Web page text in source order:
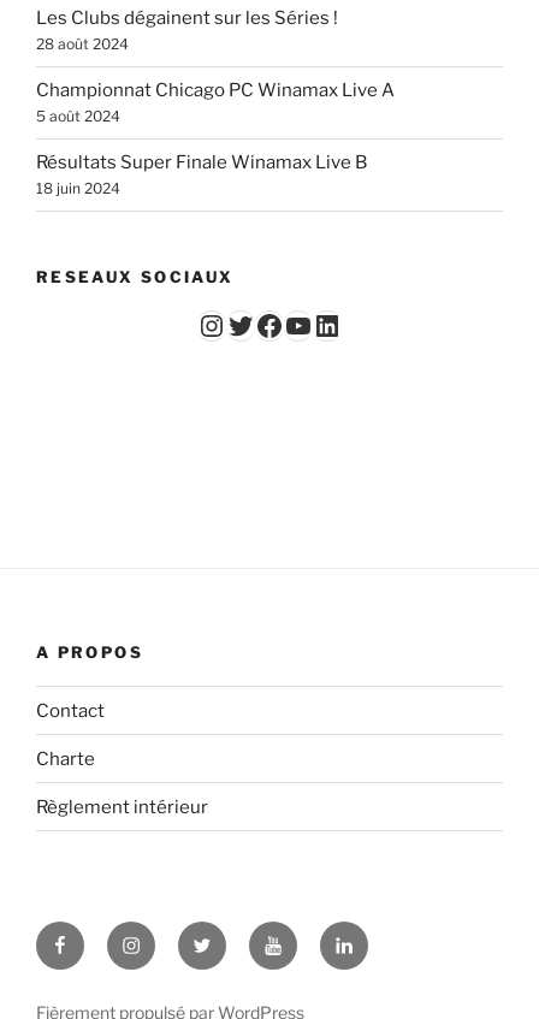
Les Clubs dégainent sur les Séries !
28 août 2024
Championnat Chicago PC Winamax Live A
5 août 2024
Résultats Super Finale Winamax Live B
18 juin 2024
RESEAUX SOCIAUX
Instagram
Twitter
Facebook
YouTube - Vidéos du Chicago Poker ClubLinkedIn
A PROPOS
Contact
Charte
Règlement intérieur
FacebookInstagramTwitter YouTubeLinkedIn
Fièrement propulsé par WordPress